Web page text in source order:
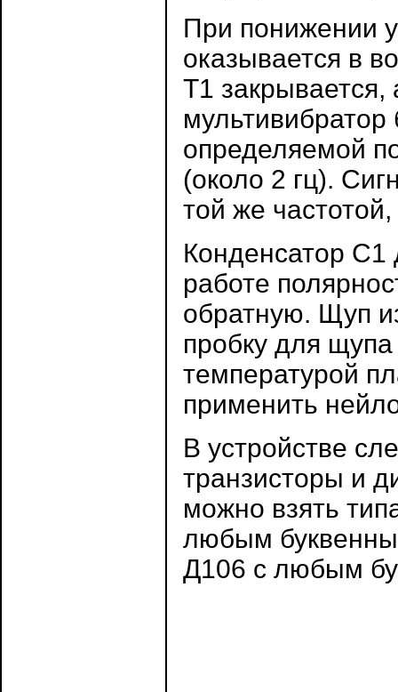
При понижении
оказывается в
Т1 закрывается,
мультивибратор
определяемой
(около 2 гц).
той же
Конденсатор С1
работе
обратную. Щуп
пробку для
температурой
применить
В устройстве
транзисторы и
можно взять
любым
Д106 с любым